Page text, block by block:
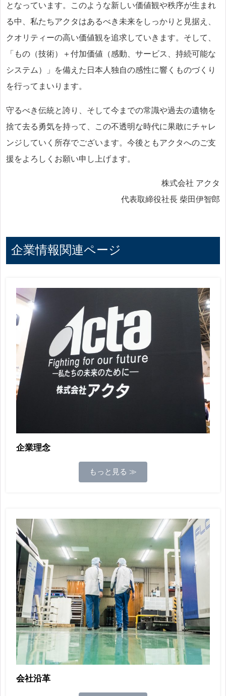
となっています。このような新しい価値観や秩序が生まれ
る中、私たちアクタはあるべき未来をしっかりと見据え、
クオリティーの高い価値観を追求していきます。そして、
「もの（技術）＋付加価値（感動、サービス、持続可能な
システム）」を備えた日本人独自の感性に響くものづくり
を行ってまいります。
守るべき伝統と誇り、そして今までの常識や過去の遺物を
捨て去る勇気を持って、この不透明な時代に果敢にチャレ
ンジしていく所存でございます。今後ともアクタへのご支
援をよろしくお願い申し上げます。
株式会社 アクタ
代表取締役社長 柴田伊智郎
企業情報関連ページ
企業理念
もっと見る ≫
会社沿革